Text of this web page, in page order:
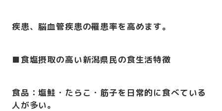
疾患、脳血管疾患の罹患率を高めます。
■食塩摂取の高い新潟県民の食生活特徴
食品：塩鮭・たらこ・筋子を日常的に食べている
人が多い。